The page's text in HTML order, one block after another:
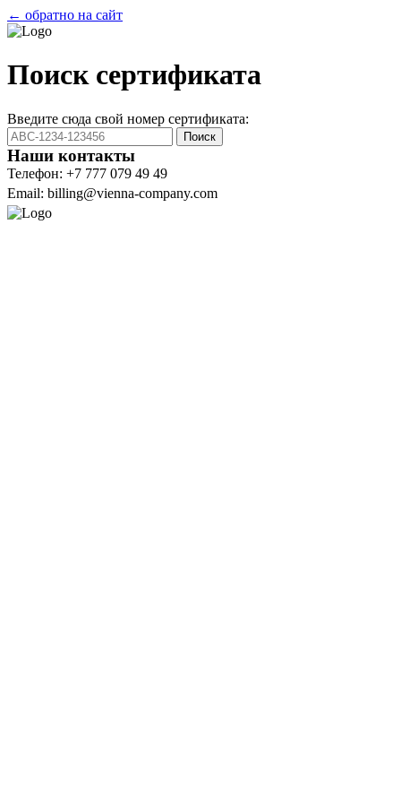
← обратно на сайт
Поиск сертификата
Введите сюда свой номер сертификата:
Поиск
Наши контакты
Телефон: +7 777 079 49 49
Email: billing@vienna-company.com